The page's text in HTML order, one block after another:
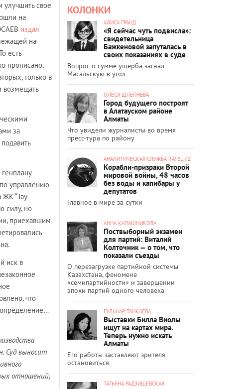
улучшить свое
на
издал
на
есть
прописано,
только в
возмещать
за
управлению
“Тау
силу, но
приехавшим
иск в
что
Суд выносит
отношений,
КОЛОНКИ
АЛИСА ГРАНД
«Я сейчас чуть подвисла»:
свидетельница
Бажкеновой запуталась в
своих показаниях в суде
Вопрос о сумме ущерба загнал
Масальскую в угол
ОЛЕСЯ ШЛЕПНЕВА
Город будущего построят
в Алатауском районе
Алматы
Что увидели журналисты во время
пресс-тура по району
АНАЛИТИЧЕСКАЯ СЛУЖБА RATEL.KZ
Корабли-призраки Второй
мировой войны, 48 часов
без воды и капибары у
депутатов
Главное в мире за сутки
АННА КАЛАШНИКОВА
Поствыборный экзамен
для партий: Виталий
Колточник — о том, что
показали съезды
О перезагрузке партийной системы
Казахстана, феномене
«семипартийности» и завершении
эпохи партий одного человека
ГУЛЬНАР ТАНКАЕВА
Выставки Билла Виолы
ищут на картах мира.
Теперь нужно искать
Алматы
Его работы заставляют зрителя
остановиться
ТАТЬЯНА РАДЗИШЕВСКАЯ